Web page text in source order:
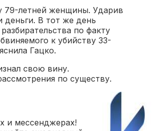
79-летней женщины. Ударив
деньги. В тот же день
по факту
к убийству 33-
Гацко.
свою вину.
по существу.
и мессенджерах!